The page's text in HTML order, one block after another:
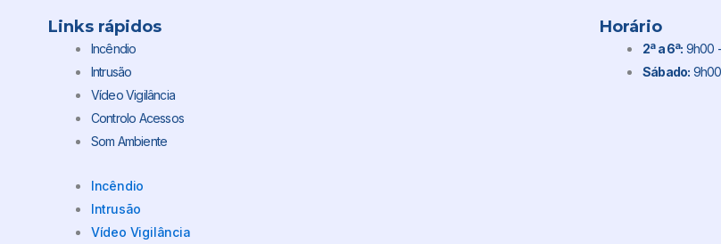
Links rápidos
Incêndio
Intrusão
Vídeo Vigilância
Controlo Acessos
Som Ambiente
Incêndio
Intrusão
Vídeo Vigilância
Horário
2ª a 6ª: 9h00
Sábado: